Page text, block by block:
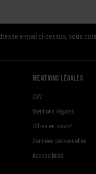
e-mail ci-dessus, vous
mentions légales
CGV
Mentions légales
Offres en cours*
Données personnelles
Accessibilité